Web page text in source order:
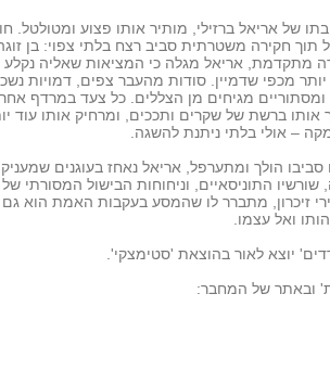
של אריאל ברזילי, מותיר אותו פצוע ומטולטל.
חקירה משטרתית סביב רצח בלתי צפוי: בן
מתקדמת, אריאל מגלה כי המציאות שאליה נקלע
מכפי שדמיין. סודות מהעבר צפים, דמויות
ומסתוריים מגיחים מן הצללים. כל צעד במרדף אחר
ברשת של שקרים ותככים, ומרחיק אותו עוד
– אולי בלתי ניתנת להשגה.
הולך ומתערפל, אריאל נאחז בעוגנים
התוניסאיים, וניחוחות הבישול המסורתי של
זיכרון, מתברר לו שהמסע בעקבות האמת הוא
ואל עצמו.
יוצא לאור בהוצאת 'סטימצקי'.
ובאתר של המחבר: